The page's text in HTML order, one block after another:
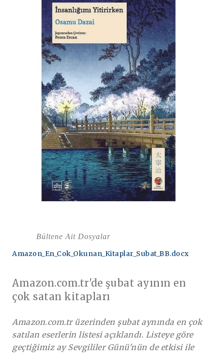
Bültene Ait Dosyalar
Amazon_En_Cok_Okunan_Kitaplar_Subat_BB.docx
Amazon.com.tr'de şubat ayının en
çok satan kitapları
Amazon.com.tr üzerinden şubat aynında en çok
satılan eserlerin listesi açıklandı. Listeye göre
geçtiğimiz ay Sevgililer Günü'nün de etkisi ile